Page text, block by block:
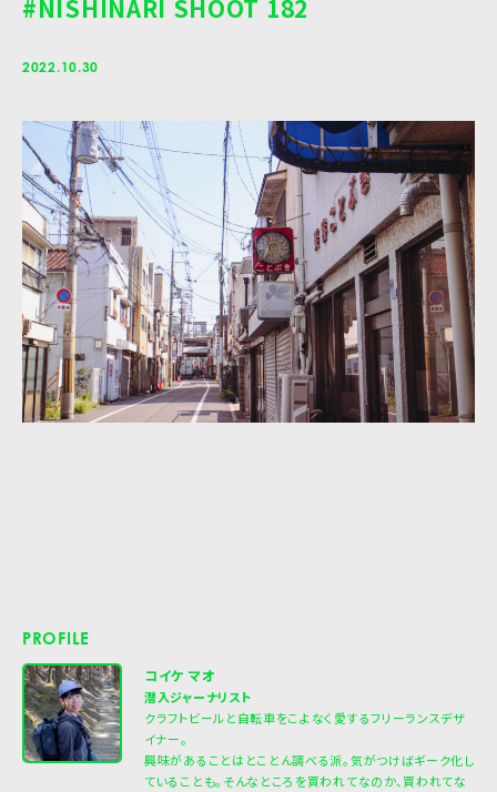
#NISHINARI SHOOT 182
2022.10.30
PROFILE
コイケ マオ
潜入ジャーナリスト
クラフトビールと自転車をこよなく愛するフリーランスデザ
イナー。
興味があることはとことん調べる派。気がつけばギーク化し
ていることも。そんなところを買われてなのか、買われてな